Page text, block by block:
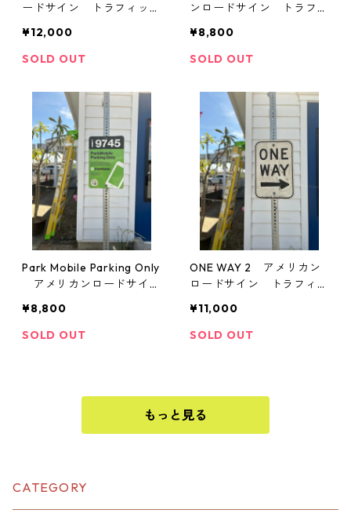
ードサイン トラフィック
¥12,000
SOLD OUT
ンロードサイン トラフィ
¥8,800
SOLD OUT
Park Mobile Parking Only
アメリカンロードサイ
道路標識
¥8,800
SOLD OUT
ONE WAY 2 アメリカン
ロードサイン トラフィッ
¥11,000
SOLD OUT
もっと見る
CATEGORY